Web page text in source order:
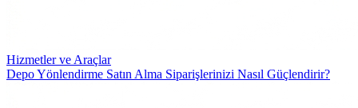
Hizmetler ve Araçlar
Depo Yönlendirme Satın Alma Siparişlerinizi Nasıl Güçlendirir?